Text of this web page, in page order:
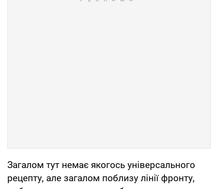
Загалом тут немає якогось універсального
рецепту, але загалом поблизу лінії фронту,